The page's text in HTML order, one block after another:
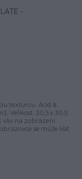
texturou. Acid &
Velikost: 30,5 x 30,5
vliv na zobrazení
se může lišit